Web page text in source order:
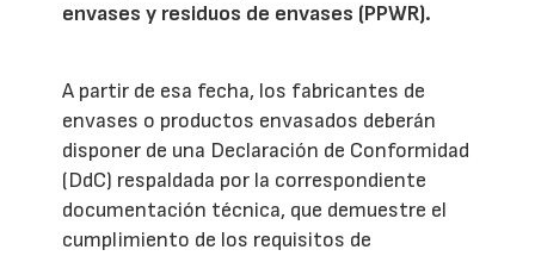
envases y residuos de envases (PPWR).
A partir de esa fecha, los fabricantes de
envases o productos envasados deberán
disponer de una Declaración de Conformidad
(DdC) respaldada por la correspondiente
documentación técnica, que demuestre el
cumplimiento de los requisitos de